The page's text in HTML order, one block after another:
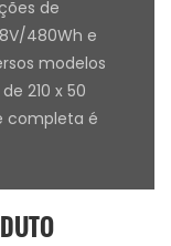
de
480Wh e
modelos
210 x 50
completa é